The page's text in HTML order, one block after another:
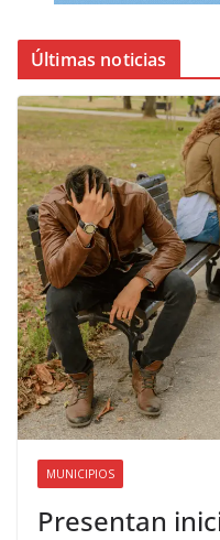
Últimas noticias
MUNICIPIOS
Presentan